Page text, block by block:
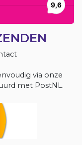
via onze
met PostNL.